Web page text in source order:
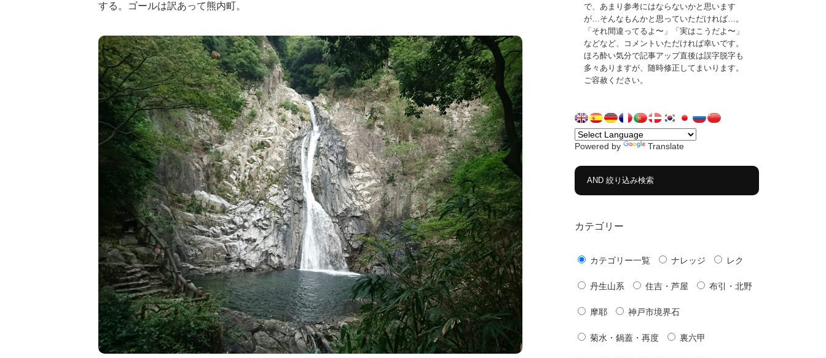
する。ゴールは訳あって熊内町。
で、あまり参考にはならないかと思います
が…そんなもんかと思っていただければ…。
「それ間違ってるよ〜」「実はこうだよ〜」
などなど、コメントいただければ幸いです。
ほろ酔い気分で記事アップ直後は誤字脱字も
多々ありますが、随時修正してまいります。
ご容赦ください。
Powered by Translate
AND 絞り込み検索
カテゴリー
カテゴリー一覧 ナレッジ レク
丹生山系 住吉・芦屋 布引・北野
摩耶 神戸市境界石
菊水・鍋蓋・再度 裏六甲